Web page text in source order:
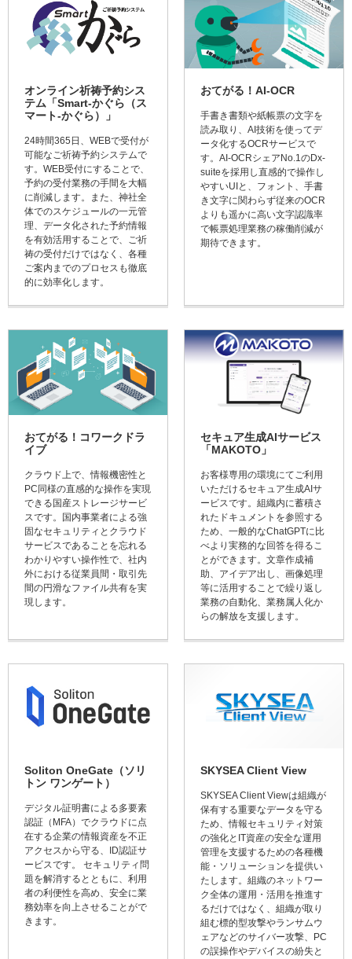
オンライン祈祷予約シス
テム「Smart-かぐら（ス
マート-かぐら）」
24時間365日、WEBで受付が
可能なご祈祷予約システムで
す。WEB受付にすることで、
予約の受付業務の手間を大幅
に削減します。また、神社全
体でのスケジュールの一元管
理、データ化された予約情報
を有効活用することで、ご祈
祷の受付だけではなく、各種
ご案内までのプロセスも徹底
的に効率化します。
おてがる！AI-OCR
手書き書類や紙帳票の文字を
読み取り、AI技術を使ってデ
ータ化するOCRサービスで
す。AI-OCRシェアNo.1のDx-
suiteを採用し直感的で操作し
やすいUIと、フォント、手書
き文字に関わらず従来のOCR
よりも遥かに高い文字認識率
で帳票処理業務の稼働削減が
期待できます。
おてがる！コワークドラ
イブ
クラウド上で、情報機密性と
PC同様の直感的な操作を実現
できる国産ストレージサービ
スです。国内事業者による強
固なセキュリティとクラウド
サービスであることを忘れる
わかりやすい操作性で、社内
外における従業員間・取引先
間の円滑なファイル共有を実
現します。
セキュア生成AIサービス
「MAKOTO」
お客様専用の環境にてご利用
いただけるセキュア生成AIサ
ービスです。組織内に蓄積さ
れたドキュメントを参照する
ため、一般的なChatGPTに比
べより実務的な回答を得るこ
とができます。文章作成補
助、アイデア出し、画像処理
等に活用することで繰り返し
業務の自動化、業務属人化か
らの解放を支援します。
Soliton OneGate（ソリ
トン ワンゲート）
デジタル証明書による多要素
認証（MFA）でクラウドに点
在する企業の情報資産を不正
アクセスから守る、ID認証サ
ービスです。 セキュリティ問
題を解消するとともに、利用
者の利便性を高め、安全に業
務効率を向上させることがで
きます。
SKYSEA Client View
SKYSEA Client Viewは組織が
保有する重要なデータを守る
ため、情報セキュリティ対策
の強化とIT資産の安全な運用
管理を支援するための各種機
能・ソリューションを提供い
たします。組織のネットワー
ク全体の運用・活用を推進す
るだけではなく、組織が取り
組む標的型攻撃やランサムウ
ェアなどのサイバー攻撃、PC
の誤操作やデバイスの紛失と